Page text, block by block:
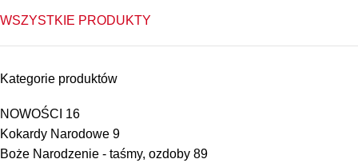
WSZYSTKIE PRODUKTY
Kategorie produktów
NOWOŚCI 16
Kokardy Narodowe 9
Boże Narodzenie - taśmy, ozdoby 89